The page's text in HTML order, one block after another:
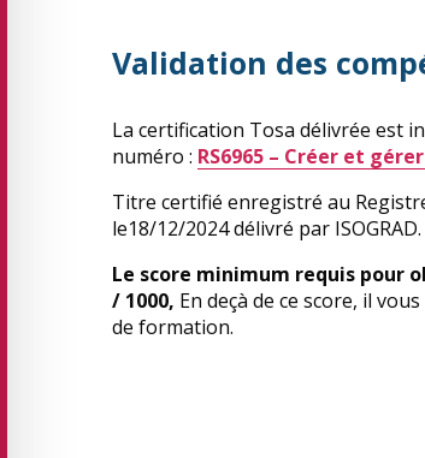
Validation des
La certification Tosa délivrée est
numéro : RS6965 – Créer et
Titre certifié enregistré au
le18/12/2024 délivré par ISOGRAD.
Le score minimum requis pour
/ 1000, En deçà de ce score, il
de formation.